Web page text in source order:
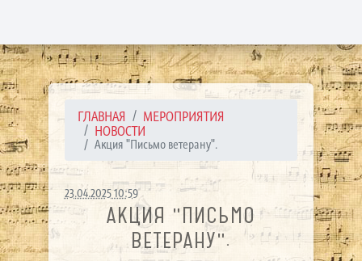
ГЛАВНАЯ
МЕРОПРИЯТИЯ
НОВОСТИ
Акция "Письмо ветерану".
23.04.2025 10:59
АКЦИЯ "ПИСЬМО
ВЕТЕРАНУ".